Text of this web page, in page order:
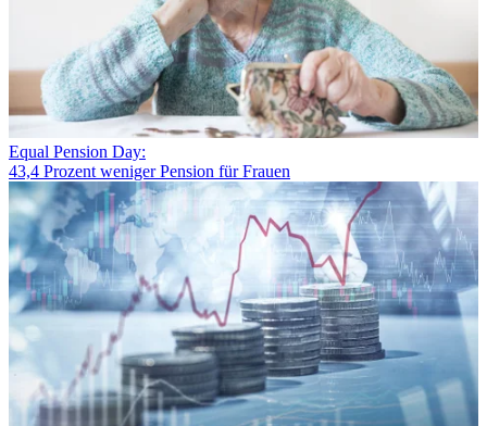
Equal Pension Day:
43,4 Prozent weniger Pension für Frauen